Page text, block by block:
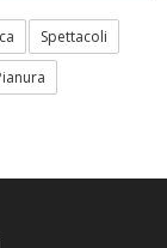
Spettacoli